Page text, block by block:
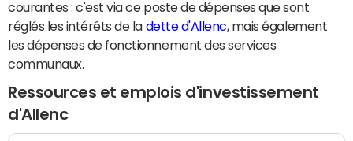
courantes : c'est via ce poste de dépenses que sont
réglés les intérêts de la dette d'Allenc, mais également
les dépenses de fonctionnement des services
communaux.
Ressources et emplois d'investissement
d'Allenc